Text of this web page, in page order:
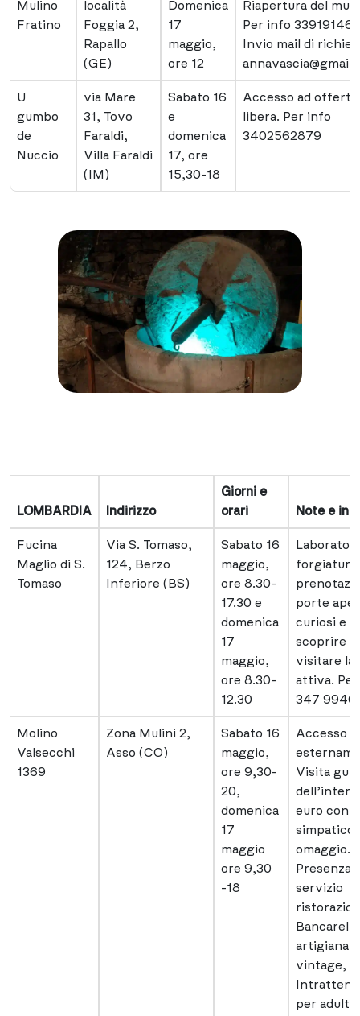
Mulino
Fratino
località
Foggia 2,
Rapallo
(GE)
Domenica
17
maggio,
ore 12
Riapertura del
Per info
Invio mail di
U
gumbo
de
Nuccio
via Mare
31, Tovo
Faraldi,
Villa Faraldi
(IM)
Sabato 16
e
domenica
17, ore
15,30-18
Accesso ad offerta
libera. Per info
3402562879
LOMBARDIA Indirizzo
Giorni e
orari
Note e
Fucina
Maglio di S.
Tomaso
Via S. Tomaso,
124, Berzo
Inferiore (BS)
Sabato 16
maggio,
ore 8.30-
17.30 e
domenica
17
maggio,
ore 8.30-
12.30
forgiatura
porte
curiosi e
scoprire e
visitare la
attiva.
347
Molino
Valsecchi
1369
Zona Mulini 2,
Asso (CO)
Sabato 16
maggio,
ore 9,30-
20,
domenica
17
maggio
ore 9,30
-18
Accesso
Visita
euro con
simpatico
omaggio.
Presenza
servizio
vintage,
per adulti